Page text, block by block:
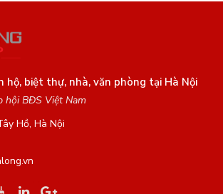
hộ, biệt thự, nhà, văn phòng tại Hà Nội
hội BĐS Việt Nam
Hồ, Hà Nội